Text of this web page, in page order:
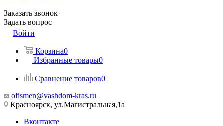
Заказать звонок
Задать вопрос
Войти
Корзина0
Избранные товары0
Сравнение товаров0
ofismen@vashdom-kras.ru
Красноярск, ул.Магистральная,1а
Вконтакте